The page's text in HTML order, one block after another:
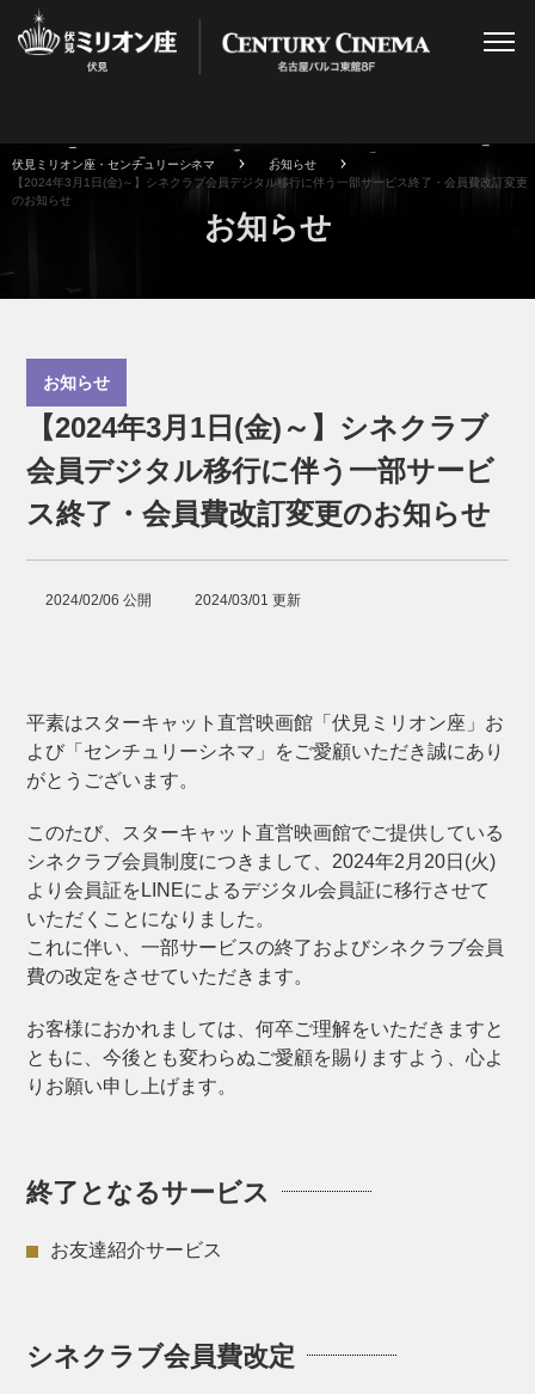
伏見ミリオン座・センチュリーシネマ
お知らせ
【2024年3月1日(金)～】シネクラブ会員デジタル移行に伴う一部サービス終了・会員費改訂変更
のお知らせ
お知らせ
お知らせ
【2024年3月1日(金)～】シネクラブ
会員デジタル移行に伴う一部サービ
ス終了・会員費改訂変更のお知らせ
2024/02/06 公開 2024/03/01 更新
平素はスターキャット直営映画館「伏見ミリオン座」お
よび「センチュリーシネマ」をご愛顧いただき誠にあり
がとうございます。
このたび、スターキャット直営映画館でご提供している
シネクラブ会員制度につきまして、2024年2月20日(火)
より会員証をLINEによるデジタル会員証に移行させて
いただくことになりました。
これに伴い、一部サービスの終了およびシネクラブ会員
費の改定をさせていただきます。
お客様におかれましては、何卒ご理解をいただきますと
ともに、今後とも変わらぬご愛顧を賜りますよう、心よ
りお願い申し上げます。
終了となるサービス
お友達紹介サービス
シネクラブ会員費改定